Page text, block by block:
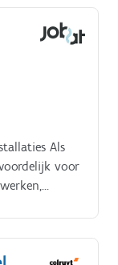
Als
voor